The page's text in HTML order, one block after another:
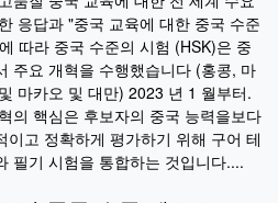
응답과 "중국 교육에 대한 중국 수준
따라 중국 수준의 시험 (HSK)은 중
주요 개혁을 수행했습니다 (홍콩, 마
마카오 및 대만) 2023 년 1 월부터.
의 핵심은 후보자의 중국 능력을보다
이고 정확하게 평가하기 위해 구어 테
필기 시험을 통합하는 것입니다....